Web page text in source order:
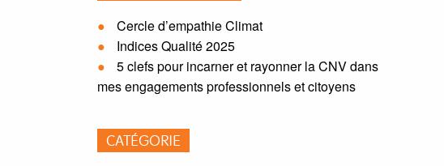
Cercle d’empathie Climat
Indices Qualité 2025
5 clefs pour incarner et rayonner la CNV dans
mes engagements professionnels et citoyens
CATÉGORIE